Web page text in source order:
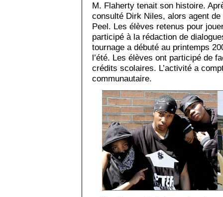
M. Flaherty tenait son histoire.
consulté Dirk Niles, alors agent de
Peel. Les élèves retenus pour
participé à la rédaction de
tournage a débuté au printemps
l’été. Les élèves ont participé de
crédits scolaires. L’activité a
communautaire.